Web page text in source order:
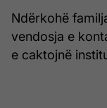
Ndërkohë
vendosja e
e caktojnë